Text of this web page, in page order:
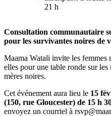
21 h
Consultation communautaire
pour les survivantes noires de
Maama Watali invite les femmes
elles pour une table ronde sur
mères noires.
Cet événement aura lieu le 15
(150, rue Gloucester) de 15 h
envoyez un courriel à